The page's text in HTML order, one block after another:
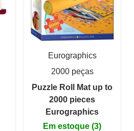
Eurographics
2000 peças
Puzzle Roll Mat up to
2000 pieces
Eurographics
Em estoque (3)